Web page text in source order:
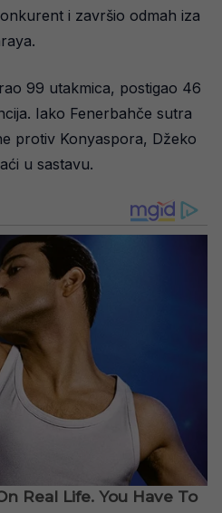
i završio odmah iza
99 utakmica, postigao 46
Iako Fenerbahče sutra
protiv Konyaspora, Džeko
u sastavu.